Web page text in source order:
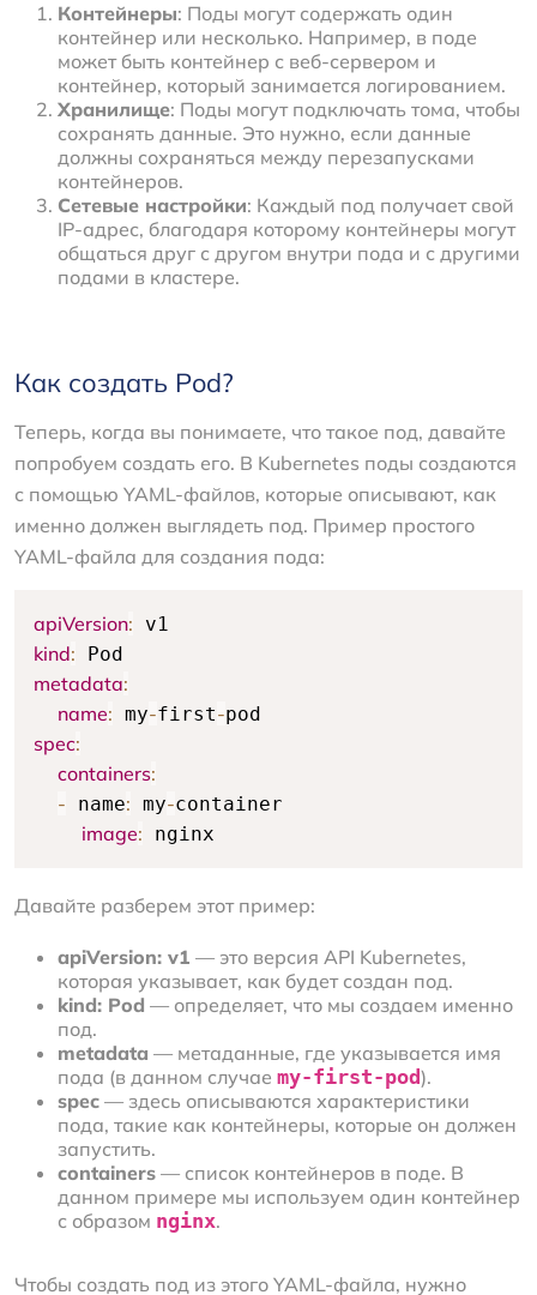
Контейнеры: Поды могут содержать один
контейнер или несколько. Например, в поде
может быть контейнер с веб-сервером и
контейнер, который занимается логированием.
Хранилище: Поды могут подключать тома, чтобы
сохранять данные. Это нужно, если данные
должны сохраняться между перезапусками
контейнеров.
Сетевые настройки: Каждый под получает свой
IP-адрес, благодаря которому контейнеры могут
общаться друг с другом внутри пода и с другими
подами в кластере.
Как создать Pod?
Теперь, когда вы понимаете, что такое под, давайте
попробуем создать его. В Kubernetes поды создаются
с помощью YAML-файлов, которые описывают, как
именно должен выглядеть под. Пример простого
YAML-файла для создания пода:
apiVersion:
kind:
metadata:
name: my-first-
spec:
containers:
- name: my-container
image: nginx
Давайте разберем этот пример:
apiVersion: v1 — это версия API Kubernetes,
которая указывает, как будет создан под.
kind: Pod — определяет, что мы создаем именно
под.
metadata — метаданные, где указывается имя
пода (в данном случае my-first-pod).
spec — здесь описываются характеристики
пода, такие как контейнеры, которые он должен
запустить.
containers — список контейнеров в поде. В
данном примере мы используем один контейнер
с образом nginx.
Чтобы создать под из этого YAML-файла, нужно